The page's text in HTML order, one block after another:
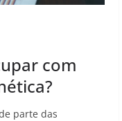
com
parte das